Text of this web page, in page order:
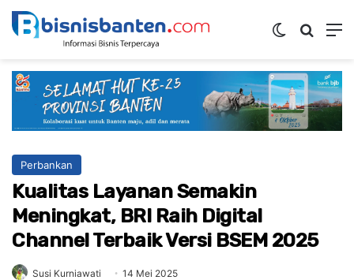
Switch skin
Perbankan
Kualitas Layanan Semakin
Meningkat, BRI Raih Digital
Channel Terbaik Versi BSEM 2025
Susi Kurniawati 14 Mei 2025